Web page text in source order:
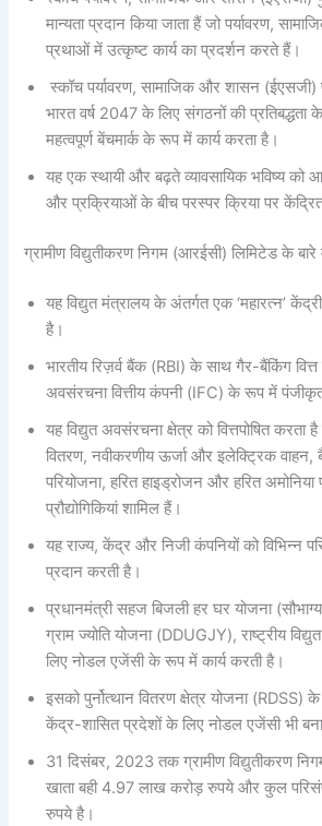
मान्यता प्रदान किया जाता हैं जो पर्यावरण,
प्रथाओं में उत्कृष्ट कार्य का प्रदर्शन करते हैं।
स्कॉच पर्यावरण, सामाजिक और शासन
भारत वर्ष 2047 के लिए संगठनों की
महत्वपूर्ण बेंचमार्क के रूप में कार्य करता है।
यह एक स्थायी और बढ़ते व्यावसायिक भविष्य को
और प्रक्रियाओं के बीच परस्पर क्रिया पर
ग्रामीण विद्युतीकरण निगम (आरईसी) लिमिटेड के बारे
यह विद्युत मंत्रालय के अंतर्गत एक ‘महारत्न’
है।
भारतीय रिज़र्व बैंक (RBI) के साथ गैर-बैंकिंग
अवसंरचना वित्तीय कंपनी (IFC) के रूप में
यह विद्युत अवसंरचना क्षेत्र को वित्तपोषित करता
वितरण, नवीकरणीय ऊर्जा और इलेक्ट्रिक वाहन,
परियोजना, हरित हाइड्रोजन और हरित
प्रौद्योगिकियां शामिल हैं।
यह राज्य, केंद्र और निजी कंपनियों को विभिन्न
प्रदान करती है।
प्रधानमंत्री सहज बिजली हर घर योजना
ग्राम ज्योति योजना (DDUGJY), राष्ट्रीय
लिए नोडल एजेंसी के रूप में कार्य करती है।
इसको पुर्नोत्थान वितरण क्षेत्र योजना (RDSS)
केंद्र-शासित प्रदेशों के लिए नोडल एजेंसी भी
31 दिसंबर, 2023 तक ग्रामीण विद्युतीकरण
खाता बही 4.97 लाख करोड़ रुपये और कुल
रुपये है।